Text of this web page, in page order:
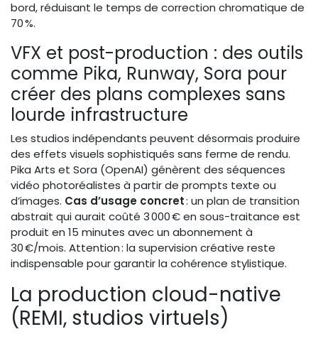
bord, réduisant le temps de correction chromatique de
70 %.
VFX et post-production : des outils
comme Pika, Runway, Sora pour
créer des plans complexes sans
lourde infrastructure
Les studios indépendants peuvent désormais produire
des effets visuels sophistiqués sans ferme de rendu.
Pika Arts et Sora (OpenAI) génèrent des séquences
vidéo photoréalistes à partir de prompts texte ou
d’images. Cas d’usage concret: un plan de transition
abstrait qui aurait coûté 3 000 € en sous-traitance est
produit en 15 minutes avec un abonnement à
30 €/mois. Attention : la supervision créative reste
indispensable pour garantir la cohérence stylistique.
La production cloud-native
(REMI, studios virtuels)